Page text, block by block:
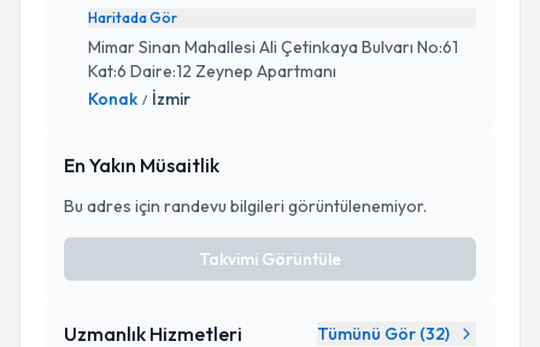
Haritada Gör
Mimar Sinan Mahallesi Ali Çetinkaya Bulvarı No:61
Kat:6 Daire:12 Zeynep Apartmanı
Konak / İzmir
En Yakın Müsaitlik
Bu adres için randevu bilgileri görüntülenemiyor.
Takvimi Görüntüle
Uzmanlık Hizmetleri Tümünü Gör (32)